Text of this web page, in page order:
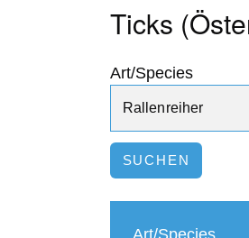
Ticks
Art/Species
Art/Species